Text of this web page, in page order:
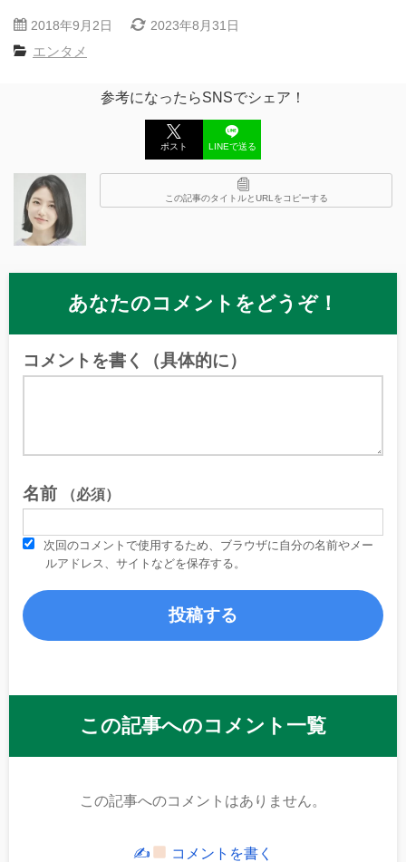
2018年9月2日 2023年8月31日
エンタメ
参考になったらSNSでシェア！
ポスト LINEで送る
この記事のタイトルとURLをコピーする
あなたのコメントをどうぞ！
コメントを書く（具体的に）
名前 （必須）
次回のコメントで使用するため、ブラウザに自分の名前やメー
ルアドレス、サイトなどを保存する。
この記事へのコメント一覧
この記事へのコメントはありません。
✍ コメントを書く